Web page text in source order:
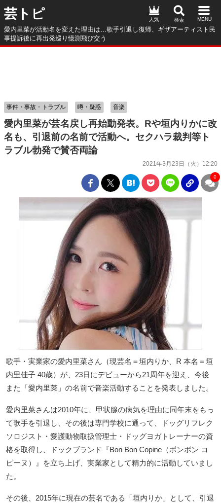
芸トピ
愛内里菜が活動名を変えた理由は…歌手引退し復帰、ギザアーティスト民
事提訴後に再出発巡り憶測飛び交う
人気
愛内里菜が芸名戻し再始動発表。Rや垣内りかに改
名も、引退前の名前で活動へ。セクハラ裁判等ト
ラブル勃発で賛否両論
2021年3月23日（火）12:20
事件・事故・トラブル 噂・疑惑 音楽
0
歌手・実業家の愛内里菜さん（現芸名＝垣内りか、R 本名＝垣
内里佳子 40歳）が、23日にデビューから21周年を迎え、今後
また「愛内里菜」の名前で音楽活動することを発表しました。
愛内里菜さんは2010年に、甲状腺の病気を理由に同年末をもっ
て歌手を引退し、その後は専門学校に通って、ドッグリフレク
ソロジスト・愛護動物取扱管理士・ドッグヨガトレーナーの資
格を取得し、ドックブランド『Bon Bon Copine（ボンボン コ
ピーヌ）』を立ち上げ、実業家として精力的に活動していまし
た。
その後、2015年に現在の芸名である「垣内りか」として、引退